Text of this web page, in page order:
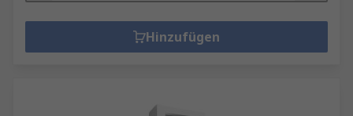
Hinzufügen